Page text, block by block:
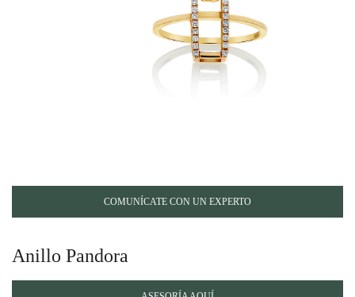
COMUNÍCATE CON UN EXPERTO
Anillo Pandora